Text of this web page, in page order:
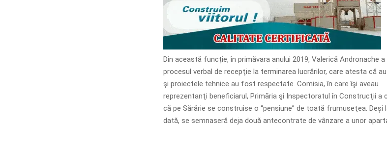
Din această funcție, în primăvara anului 2019, Valerică Andronache
procesul verbal de recepţie la terminarea lucrărilor, care atesta că
şi proiectele tehnice au fost respectate. Comisia, în care îşi aveau
reprezentanţi beneficiarul, Primăria şi Inspectoratul în Construcţii a
că pe Sărărie se construise o “pensiune” de toată frumuseţea. Deși
dată, se semnaseră deja două antecontrate de vânzare a unor